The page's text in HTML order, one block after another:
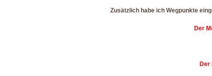
Zusätzlich habe ich Wegpunkte
Der
Der